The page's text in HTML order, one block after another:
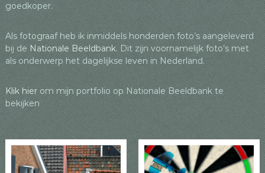
goedkoper.
Als fotograaf heb ik inmiddels honderden foto’s aangeleverd
bij deNationale Beeldbank. Dit zijn voornamelijk foto’s met
als onderwerp het dagelijkse leven in Nederland.
Klik hierom mijn portfolio op Nationale Beeldbank te
bekijken